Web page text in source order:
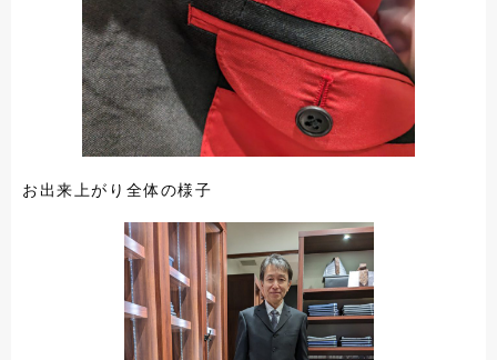
お出来上がり全体の様子